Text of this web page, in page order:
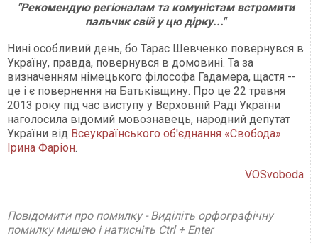
"Рекомендую регіоналам та комуністам встромити
пальчик свій у цю дірку..."
Нині особливий день, бо Тарас Шевченко повернувся в
Україну, правда, повернувся в домовині. Та за
визначенням німецького філософа Гадамера, щастя --
це і є повернення на Батьківщину. Про це 22 травня
2013 року під час виступу у Верховній Раді України
наголосила відомий мовознавець, народний депутат
України від Всеукраїнського об'єднання «Свобода»
Ірина Фаріон.
VOSvoboda
Повідомити про помилку - Виділіть орфографічну
помилку мишею і натисніть Ctrl + Enter